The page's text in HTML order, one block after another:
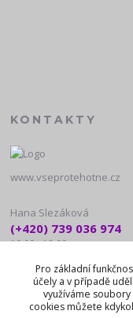
KONTAKTY
www.vseprotehotne.cz
Hana Slezáková
(+420) 739 036 974
10:00 - 18:00
Pro základní
účely a v případě
využíváme
cookies můžete